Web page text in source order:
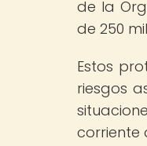
de la
de 250
Estos
riesgos
corriente